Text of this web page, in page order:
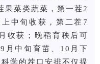
果菜类蔬菜，第一茬2
中旬收获，第二茬7
收获；晚稻育秧后可
月中旬育苗、10月下
学的茬口安排不仅提